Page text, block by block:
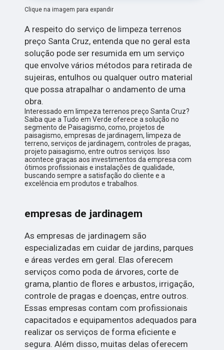
Clique na imagem para expandir
A respeito do serviço de limpeza terrenos
preço Santa Cruz, entenda que no geral esta
solução pode ser resumida em um serviço
que envolve vários métodos para retirada de
sujeiras, entulhos ou qualquer outro material
que possa atrapalhar o andamento de uma
obra.
Interessado em limpeza terrenos preço Santa Cruz?
Saiba que a Tudo em Verde oferece a solução no
segmento de Paisagismo, como, projetos de
paisagismo, empresas de jardinagem, limpeza de
terreno, serviços de jardinagem, controles de pragas,
projeto paisagismo, entre outros serviços. Isso
acontece graças aos investimentos da empresa com
ótimos profissionais e instalações de qualidade,
buscando sempre a satisfação do cliente e a
excelência em produtos e trabalhos.
empresas de jardinagem
As empresas de jardinagem são
especializadas em cuidar de jardins, parques
e áreas verdes em geral. Elas oferecem
serviços como poda de árvores, corte de
grama, plantio de flores e arbustos, irrigação,
controle de pragas e doenças, entre outros.
Essas empresas contam com profissionais
capacitados e equipamentos adequados para
realizar os serviços de forma eficiente e
segura. Além disso, muitas delas oferecem